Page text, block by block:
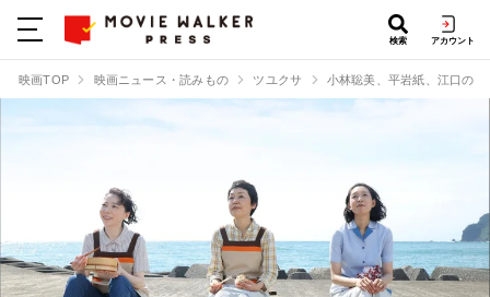
検索 アカウント
映画TOP 映画ニュース・読みもの ツユクサ 小林聡美、平岩紙、江口の